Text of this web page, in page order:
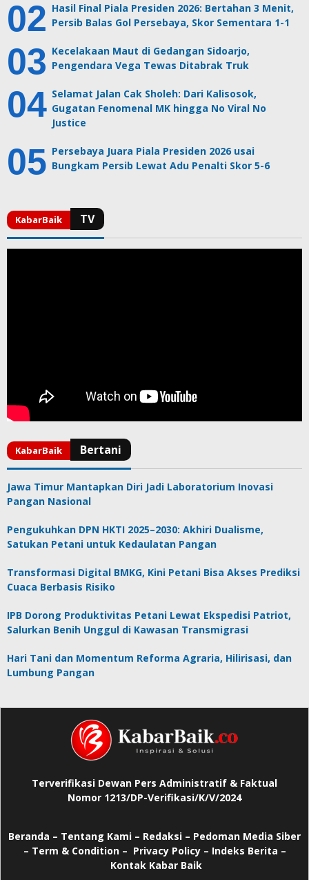
Hasil Final Piala Presiden 2026: Bertahan 3 Menit,
Persib Balas Gol Persebaya, Skor Sementara 1-1
Kecelakaan Maut di Gedangan Sidoarjo,
Pengendara Vega Tewas Ditabrak Truk
Selamat Jalan Cak Sholeh: Dari Kalisosok,
Gugatan Fenomenal MK hingga No Viral No
Justice
Persebaya Juara Piala Presiden 2026 usai
Bungkam Persib Lewat Adu Penalti Skor 5-6
Jawa Timur Mantapkan Diri Jadi Laboratorium Inovasi
Pangan Nasional
Pengukuhkan DPN HKTI 2025–2030: Akhiri Dualisme,
Satukan Petani untuk Kedaulatan Pangan
Transformasi Digital BMKG, Kini Petani Bisa Akses Prediksi
Cuaca Berbasis Risiko
IPB Dorong Produktivitas Petani Lewat Ekspedisi Patriot,
Salurkan Benih Unggul di Kawasan Transmigrasi
Hari Tani dan Momentum Reforma Agraria, Hilirisasi, dan
Lumbung Pangan
Terverifikasi Dewan Pers Administratif & Faktual
Nomor 1213/DP-Verifikasi/K/V/2024
Beranda – Tentang Kami – Redaksi – Pedoman Media Siber
– Term & Condition – Privacy Policy– Indeks Berita –
Kontak Kabar Baik